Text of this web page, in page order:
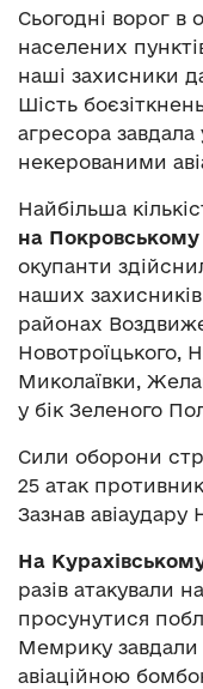
Сьогодні ворог в
населених
наші захисники
Шість
агресора
некерованими
Найбільша
на
окупанти
наших
районах
Новотроїцького,
Миколаївки,
у бік Зеленого
Сили оборони
25 атак
Зазнав
На
разів атакували
просунутися
Мемрику завдали
авіаційною